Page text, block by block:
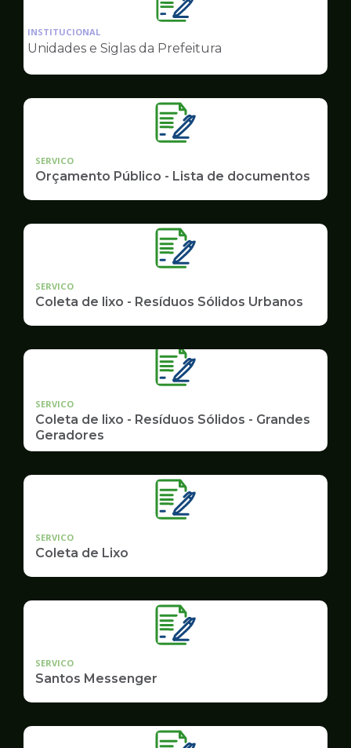
Ilustração
da
pagina
Governo
INSTITUCIONAL
Unidades e Siglas da Prefeitura
SERVICO
Orçamento Público - Lista de documentos
SERVICO
Coleta de lixo - Resíduos Sólidos Urbanos
SERVICO
Coleta de lixo - Resíduos Sólidos - Grandes
Geradores
SERVICO
Coleta de Lixo
SERVICO
Santos Messenger